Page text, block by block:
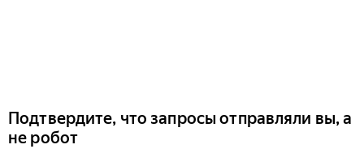
Подтвердите, что запросы отправляли вы, а
не робот